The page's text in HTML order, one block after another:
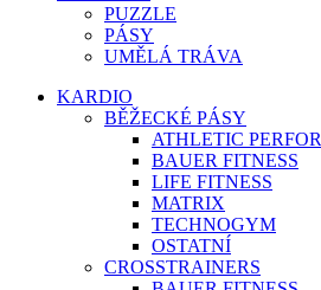
PUZZLE
PÁSY
UMĚLÁ TRÁVA
KARDIO
BĚŽECKÉ PÁSY
ATHLETIC
BAUER FITNESS
LIFE FITNESS
MATRIX
TECHNOGYM
OSTATNÍ
CROSSTRAINERS